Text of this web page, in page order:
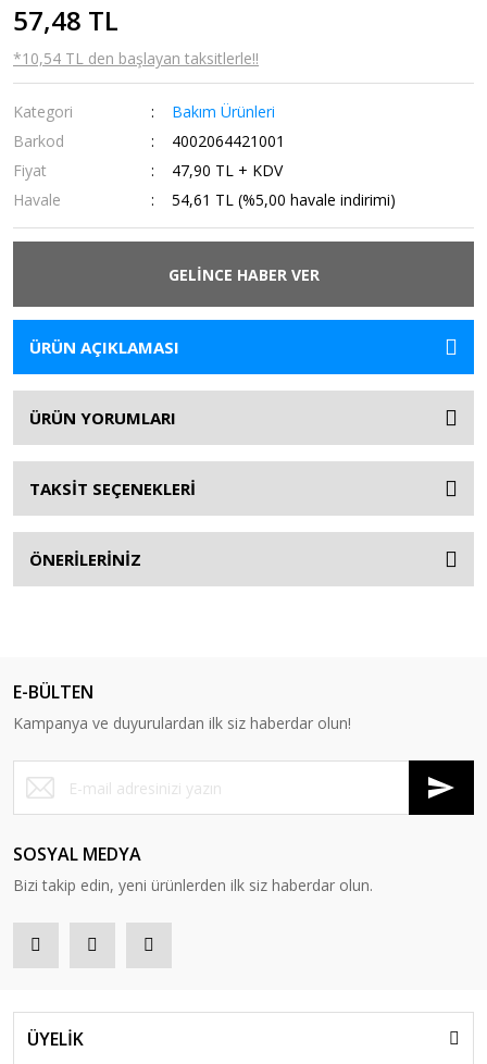
57,48 TL
*10,54 TL den başlayan taksitlerle!!
Kategori
Bakım Ürünleri
Barkod
4002064421001
Fiyat
47,90 TL + KDV
Havale
54,61 TL (%5,00 havale indirimi)
GELİNCE HABER VER
ÜRÜN AÇIKLAMASI
ÜRÜN YORUMLARI
TAKSİT SEÇENEKLERİ
ÖNERİLERİNİZ
E-BÜLTEN
Kampanya ve duyurulardan ilk siz haberdar olun!
SOSYAL MEDYA
Bizi takip edin, yeni ürünlerden ilk siz haberdar olun.
ÜYELİK